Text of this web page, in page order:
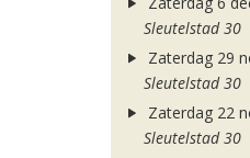
Sleutelstad 30
Zaterdag 29
Sleutelstad 30
Zaterdag 22
Sleutelstad 30